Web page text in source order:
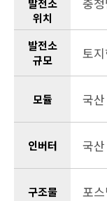
발전소
위치
발전소
규모
토
모듈 국
인버터 국
구조물 포